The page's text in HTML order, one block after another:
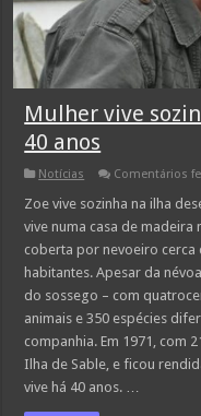
Mulher vive
40 anos
Notícias Comentários
Zoe vive sozinha na ilha
vive numa casa de madeira
coberta por nevoeiro cerca
habitantes. Apesar da
do sossego – com
animais e 350 espécies
companhia. Em 1971, com
Ilha de Sable, e ficou
vive há 40 anos. …